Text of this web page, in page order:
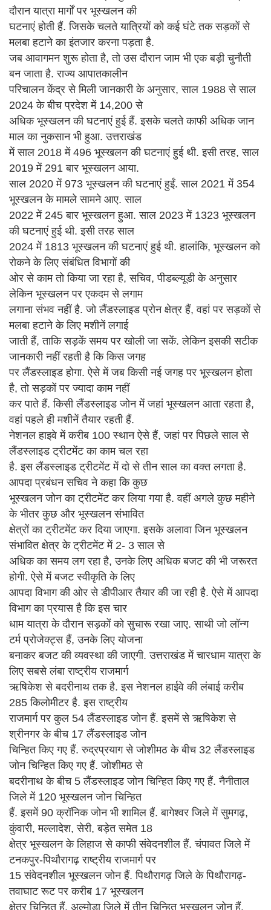
दौरान यात्रा मार्गों पर भूस्खलन की
घटनाएं होती हैं. जिसके चलते यात्रियों को कई घंटे तक सड़कों से
मलबा हटाने का इंतजार करना पड़ता है.
जब आवागमन शुरू होता है, तो उस दौरान जाम भी एक बड़ी चुनौती
बन जाता है. राज्य आपातकालीन
परिचालन केंद्र से मिली जानकारी के अनुसार, साल 1988 से साल
2024 के बीच प्रदेश में 14,200 से
अधिक भूस्खलन की घटनाएं हुई हैं. इसके चलते काफी अधिक जान
माल का नुकसान भी हुआ. उत्तराखंड
में साल 2018 में 496 भूस्खलन की घटनाएं हुई थी. इसी तरह, साल
2019 में 291 बार भूस्खलन आया.
साल 2020 में 973 भूस्खलन की घटनाएं हुईं. साल 2021 में 354
भूस्खलन के मामले सामने आए. साल
2022 में 245 बार भूस्खलन हुआ. साल 2023 में 1323 भूस्खलन
की घटनाएं हुई थी. इसी तरह साल
2024 में 1813 भूस्खलन की घटनाएं हुई थी. हालांकि, भूस्खलन को
रोकने के लिए संबंधित विभागों की
ओर से काम तो किया जा रहा है, सचिव, पीडब्ल्यूडी के अनुसार
लेकिन भूस्खलन पर एकदम से लगाम
लगाना संभव नहीं है. जो लैंडस्लाइड प्रोन क्षेत्र हैं, वहां पर सड़कों से
मलबा हटाने के लिए मशीनें लगाई
जाती हैं, ताकि सड़कें समय पर खोली जा सकें. लेकिन इसकी सटीक
जानकारी नहीं रहती है कि किस जगह
पर लैंडस्लाइड होगा. ऐसे में जब किसी नई जगह पर भूस्खलन होता
है, तो सड़कों पर ज्यादा काम नहीं
कर पाते हैं. किसी लैंडस्लाइड जोन में जहां भूस्खलन आता रहता है,
वहां पहले ही मशीनें तैयार रहती हैं.
नेशनल हाइवे में करीब 100 स्थान ऐसे हैं, जहां पर पिछले साल से
लैंडस्लाइड ट्रीटमेंट का काम चल रहा
है. इस लैंडस्लाइड ट्रीटमेंट में दो से तीन साल का वक्त लगता है.
आपदा प्रबंधन सचिव ने कहा कि कुछ
भूस्खलन जोन का ट्रीटमेंट कर लिया गया है. वहीं अगले कुछ महीने
के भीतर कुछ और भूस्खलन संभावित
क्षेत्रों का ट्रीटमेंट कर दिया जाएगा. इसके अलावा जिन भूस्खलन
संभावित क्षेत्र के ट्रीटमेंट में 2- 3 साल से
अधिक का समय लग रहा है, उनके लिए अधिक बजट की भी जरूरत
होगी. ऐसे में बजट स्वीकृति के लिए
आपदा विभाग की ओर से डीपीआर तैयार की जा रही है. ऐसे में आपदा
विभाग का प्रयास है कि इस चार
धाम यात्रा के दौरान सड़कों को सुचारू रखा जाए. साथी जो लॉन्ग
टर्म प्रोजेक्ट्स हैं, उनके लिए योजना
बनाकर बजट की व्यवस्था की जाएगी. उत्तराखंड में चारधाम यात्रा के
लिए सबसे लंबा राष्ट्रीय राजमार्ग
ऋषिकेश से बदरीनाथ तक है. इस नेशनल हाईवे की लंबाई करीब
285 किलोमीटर है. इस राष्ट्रीय
राजमार्ग पर कुल 54 लैंडस्लाइड जोन हैं. इसमें से ऋषिकेश से
श्रीनगर के बीच 17 लैंडस्लाइड जोन
चिन्हित किए गए हैं. रुद्रप्रयाग से जोशीमठ के बीच 32 लैंडस्लाइड
जोन चिन्हित किए गए हैं. जोशीमठ से
बदरीनाथ के बीच 5 लैंडस्लाइड जोन चिन्हित किए गए हैं. नैनीताल
जिले में 120 भूस्खलन जोन चिन्हित
हैं. इसमें 90 क्रॉनिक जोन भी शामिल हैं. बागेश्वर जिले में सुमगढ़,
कुंवारी, मल्लादेश, सेरी, बड़ेत समेत 18
क्षेत्र भूस्खलन के लिहाज से काफी संवेदनशील हैं. चंपावत जिले में
टनकपुर-पिथौरागढ़ राष्ट्रीय राजमार्ग पर
15 संवेदनशील भूस्खलन जोन हैं. पिथौरागढ़ जिले के पिथौरागढ़-
तवाघाट रूट पर करीब 17 भूस्खलन
क्षेत्र चिन्हित हैं. अल्मोड़ा जिले में तीन चिन्हित भूस्खलन जोन हैं.